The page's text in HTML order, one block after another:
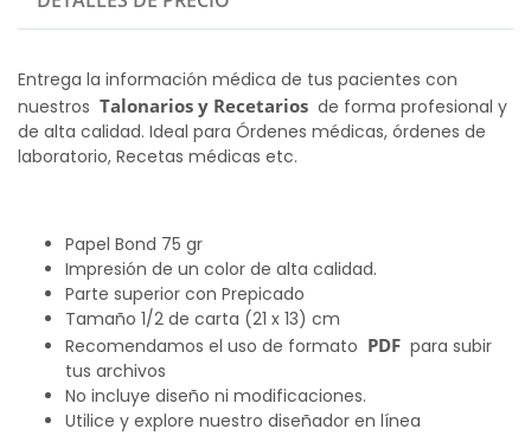
Entrega la información médica de tus pacientes con
nuestros Talonarios y Recetarios de forma profesional y
de alta calidad. Ideal para Órdenes médicas, órdenes de
laboratorio, Recetas médicas etc.
Papel Bond 75 gr
Impresión de un color de alta calidad.
Parte superior con Prepicado
Tamaño 1/2 de carta (21 x 13) cm
Recomendamos el uso de formato PDF para subir
tus archivos
No incluye diseño ni modificaciones.
Utilice y explore nuestro diseñador en línea